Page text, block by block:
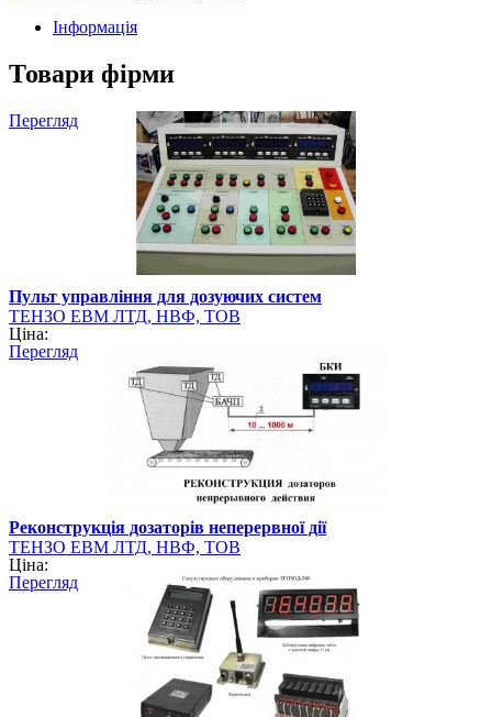
Інформація
Товари фірми
Перегляд
Пульт управління для дозуючих систем
ТЕНЗО ЕВМ ЛТД, НВФ, ТОВ
Ціна:
Перегляд
Реконструкція дозаторів неперервної дії
ТЕНЗО ЕВМ ЛТД, НВФ, ТОВ
Ціна:
Перегляд